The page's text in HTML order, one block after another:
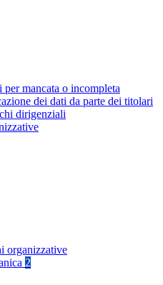
per mancata o incompleta
dei dati da parte dei titolari
dirigenziali
organizzative
2